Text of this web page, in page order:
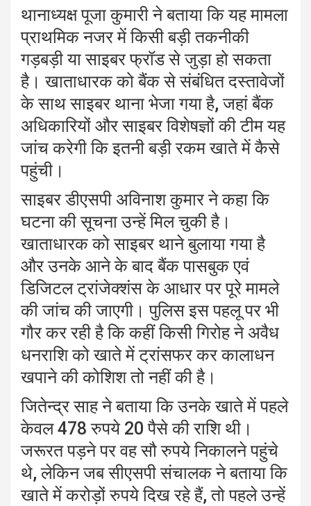
थानाध्यक्ष पूजा कुमारी ने बताया कि यह मामला
प्राथमिक नजर में किसी बड़ी तकनीकी
गड़बड़ी या साइबर फ्रॉड से जुड़ा हो सकता
है। खाताधारक को बैंक से संबंधित दस्तावेजों
के साथ साइबर थाना भेजा गया है, जहां बैंक
अधिकारियों और साइबर विशेषज्ञों की टीम यह
जांच करेगी कि इतनी बड़ी रकम खाते में कैसे
पहुंची।
साइबर डीएसपी अविनाश कुमार ने कहा कि
घटना की सूचना उन्हें मिल चुकी है।
खाताधारक को साइबर थाने बुलाया गया है
और उनके आने के बाद बैंक पासबुक एवं
डिजिटल ट्रांजेक्शंस के आधार पर पूरे मामले
की जांच की जाएगी। पुलिस इस पहलू पर भी
गौर कर रही है कि कहीं किसी गिरोह ने अवैध
धनराशि को खाते में ट्रांसफर कर कालाधन
खपाने की कोशिश तो नहीं की है।
जितेन्द्र साह ने बताया कि उनके खाते में पहले
केवल 478 रुपये 20 पैसे की राशि थी।
जरूरत पड़ने पर वह सौ रुपये निकालने पहुंचे
थे, लेकिन जब सीएसपी संचालक ने बताया कि
खाते में करोड़ों रुपये दिख रहे हैं, तो पहले उन्हें